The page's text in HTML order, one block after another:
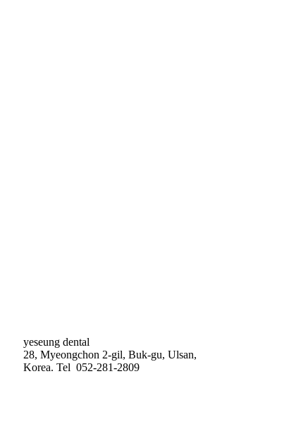
yeseung dental
28, Myeongchon 2-gil, Buk-gu, Ulsan,
Korea. Tel 052-281-2809